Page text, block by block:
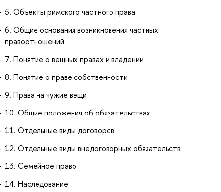
5. Объекты римского частного права
6. Общие основания возникновения частных
правоотношений
7. Понятие о вещных правах и владении
8. Понятие о праве собственности
9. Права на чужие вещи
10. Общие положения об обязательствах
11. Отдельные виды договоров
12. Отдельные виды внедоговорных обязательств
13. Семейное право
14. Наследование